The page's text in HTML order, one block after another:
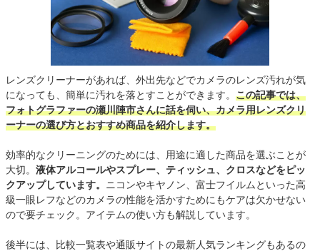
レンズクリーナーがあれば、外出先などでカメラのレンズ汚れが気
になっても、簡単に汚れを落とすことができます。 この記事では、
フォトグラファーの瀬川陣市さんに話を伺い、カメラ用レンズクリ
ーナーの選び方とおすすめ商品を紹介します。
効率的なクリーニングのためには、用途に適した商品を選ぶことが
大切。 液体アルコールやスプレー、ティッシュ、クロスなどをピッ
クアップしています。 ニコンやキヤノン、富士フイルムといった高
級一眼レフなどのカメラの性能を活かすためにもケアは欠かせない
ので要チェック。アイテムの使い方も解説しています。
後半には、比較一覧表や通販サイトの最新人気ランキングもあるの